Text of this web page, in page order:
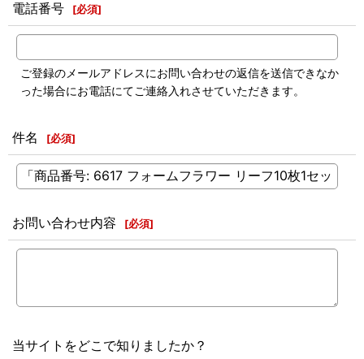
電話番号 [必須]
ご登録のメールアドレスにお問い合わせの返信を送信できなか
った場合にお電話にてご連絡入れさせていただきます。
件名 [必須]
お問い合わせ内容 [必須]
当サイトをどこで知りましたか？